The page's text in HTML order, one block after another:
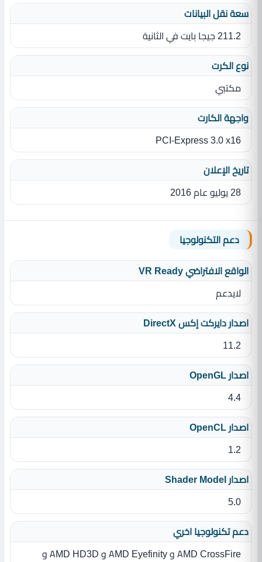
سعة نقل البيانات
211.2 جيجا بايت في الثانية
نوع الكرت
مكتبي
واجهة الكارت
PCI-Express 3.0 x16
تاريخ الإعلان
28 يوليو عام 2016
دعم التكنولوجيا
الواقع الافتراضي VR Ready
لايدعم
اصدار دايركت إكس DirectX
11.2
اصدار OpenGL
4.4
اصدار OpenCL
1.2
اصدار Shader Model
5.0
دعم تكنولوجيا اخري
AMD CrossFire و AMD Eyefinity و AMD HD3D و